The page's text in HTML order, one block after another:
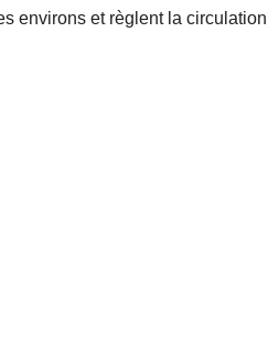
environs et règlent la